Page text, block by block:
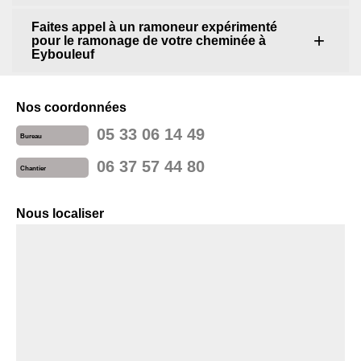
Faites appel à un ramoneur expérimenté
pour le ramonage de votre cheminée à
Eybouleuf
Nos coordonnées
Bureau 05 33 06 14 49
Chantier 06 37 57 44 80
Nous localiser